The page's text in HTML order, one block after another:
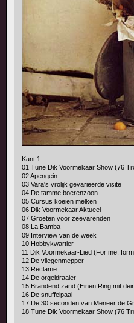
Kant 1:
01 Tune Dik Voormekaar Show (76
02 Apengein
03 Vara's vrolijk gevarieerde visite
04 De tamme boerenzoon
05 Cursus koeien melken
06 Dik Voormekaar Aktueel
07 Groeten voor zeevarenden
08 La Bamba
09 Interview van de week
10 Hobbykwartier
11 Dik Voormekaar-Lied (For me,
12 De vliegenmepper
13 Reclame
14 De orgeldraaier
15 Brandend zand (Einen Ring mit
16 De snuffelpaal
17 De 30 seconden van Meneer de
18 Tune Dik Voormekaar Show (76